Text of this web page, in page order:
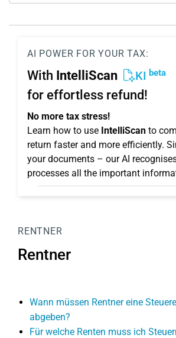
AI POWER FOR YOUR TAX:
With IntelliScan KI beta
for effortless refund!
No more tax stress!
Learn how to use IntelliScan to
return faster and more efficiently.
your documents – our AI
processes all the important
RENTNER
Rentner
Wann müssen Rentner eine
abgeben?
Für welche Renten muss ich